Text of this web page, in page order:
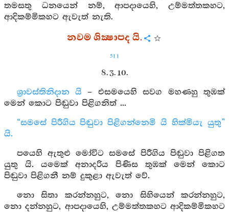
තමසතු ධනයෙන් නම්, ආපදායෙහි, උම්මත්තකහට,
ආදිකම්මිකහට ඇවැත් නැති.
නවම ශික්‍ෂාපද යි.
511
8. 3. 10.
ශ්‍රාවස්තිනිදාන යි – එසමයෙහි සවග මහණහු තුඹක්
මෙන් කොට පිඬුවා පිළිගනිත් ...
“සමසේ පිරීගිය පිඬුවා පිළිගන්නෙමි යි හික්මියැ යුතු”
යි.
පයෙහි ඇතුළු මෝවිට සමසේ පිරීගිය පිඬුවා පිළිගත
යුතු යි. යමෙක් අනාදරිය පිණිස තුඹක් මෙන් කොට
පිඬුවා පිළිගනී නම් දුකුළා ඇවැත් වේ.
නො සිතා කරන්නහුට, නො සිහියෙන් කරන්නහුට,
නො දන්නහුට, ආපදායෙහි, උම්මත්තකහට ආදිකම්මිකහට